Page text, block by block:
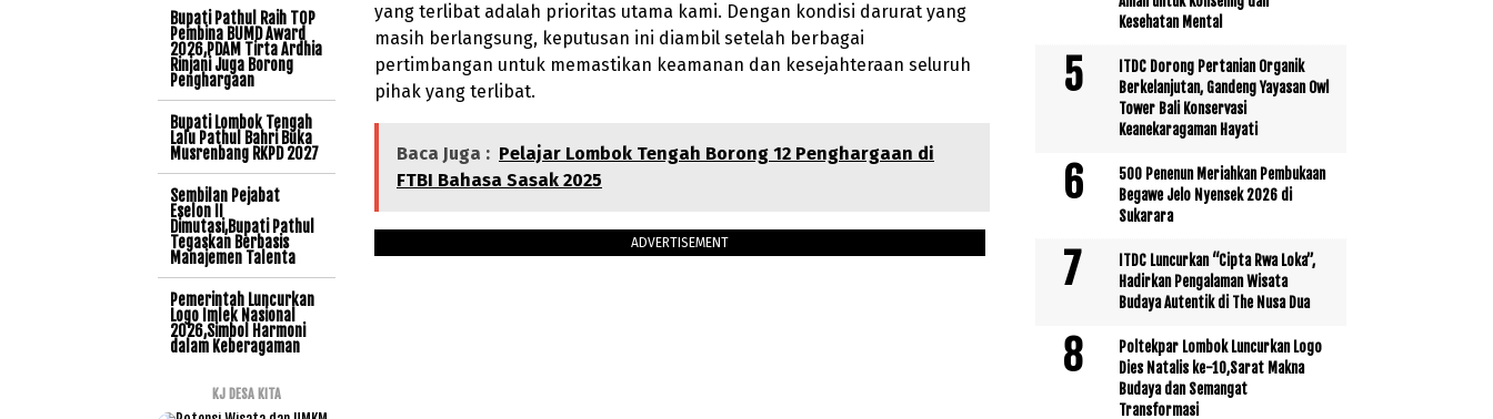
yang terlibat adalah prioritas utama kami. Dengan kondisi darurat yang
masih berlangsung, keputusan ini diambil setelah berbagai
pertimbangan untuk memastikan keamanan dan kesejahteraan seluruh
pihak yang terlibat.
Baca Juga : Pelajar Lombok Tengah Borong 12 Penghargaan di
FTBI Bahasa Sasak 2025
ADVERTISEMENT
Bupati Pathul Raih TOP
Pembina BUMD Award
2026,PDAM Tirta Ardhia
Rinjani Juga Borong
Penghargaan
Bupati Lombok Tengah
Lalu Pathul Bahri Buka
Musrenbang RKPD 2027
Sembilan Pejabat
Eselon II
Dimutasi,Bupati Pathul
Tegaskan Berbasis
Manajemen Talenta
Pemerintah Luncurkan
Logo Imlek Nasional
2026,Simbol Harmoni
dalam Keberagaman
KJ DESA KITA
Kesehatan Mental
ITDC Dorong Pertanian Organik
Berkelanjutan, Gandeng Yayasan Owl
Tower Bali Konservasi
Keanekaragaman Hayati
500 Penenun Meriahkan Pembukaan
Begawe Jelo Nyensek 2026 di
Sukarara
ITDC Luncurkan “Cipta Rwa Loka”,
Hadirkan Pengalaman Wisata
Budaya Autentik di The Nusa Dua
Poltekpar Lombok Luncurkan Logo
Dies Natalis ke-10,Sarat Makna
Budaya dan Semangat
Transformasi